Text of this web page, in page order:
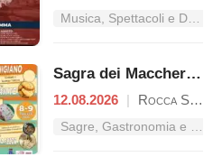
Musica, Spettacoli e Danza nel Lazio
Sagra dei Maccheroni a Fezze
12.08.2026 | Rocca Sinibalda
Sagre, Gastronomia e Tradizioni nel Lazio